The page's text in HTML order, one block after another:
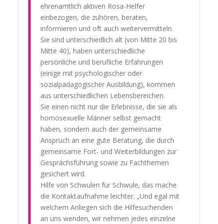
ehrenamtlich aktiven Rosa-Helfer
einbezogen, die zuhören, beraten,
informieren und oft auch weitervermitteln.
Sie sind unterschiedlich alt (von Mitte 20 bis
Mitte 40), haben unterschiedliche
persönliche und berufliche Erfahrungen
(einige mit psychologischer oder
sozialpädagogischer Ausbildung), kommen
aus unterschiedlichen Lebensbereichen.
Sie einen nicht nur die Erlebnisse, die sie als
homosexuelle Männer selbst gemacht
haben, sondern auch der gemeinsame
Anspruch an eine gute Beratung, die durch
gemeinsame Fort- und Weiterbildungen zur
Gesprächsführung sowie zu Fachthemen
gesichert wird.
Hilfe von Schwulen für Schwule, das mache
die Kontaktaufnahme leichter. „Und egal mit
welchem Anliegen sich die Hilfesuchenden
an uns wenden, wir nehmen jedes einzelne